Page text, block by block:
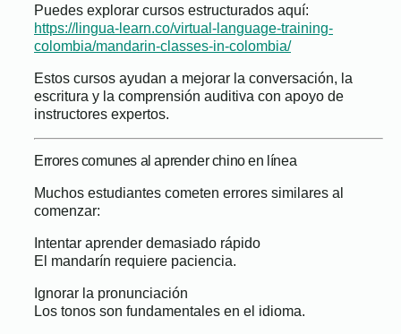
Puedes explorar cursos estructurados aquí:
https://lingua-learn.co/virtual-language-training-
colombia/mandarin-classes-in-colombia/
Estos cursos ayudan a mejorar la conversación, la
escritura y la comprensión auditiva con apoyo de
instructores expertos.
Errores comunes al aprender chino en línea
Muchos estudiantes cometen errores similares al
comenzar:
Intentar aprender demasiado rápido
El mandarín requiere paciencia.
Ignorar la pronunciación
Los tonos son fundamentales en el idioma.